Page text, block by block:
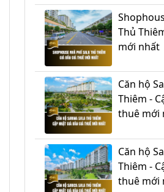
Thủ
mới nhất
Căn hộ
Thiêm -
thuê mới
Căn hộ
Thiêm -
thuê mới